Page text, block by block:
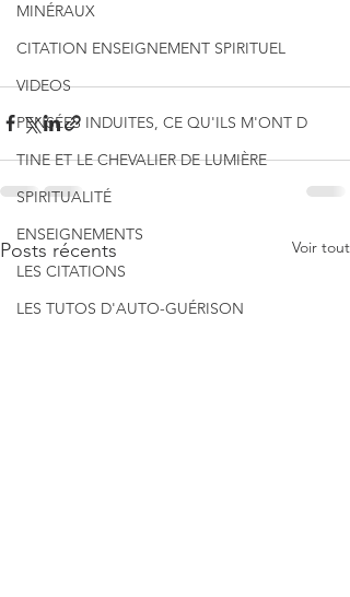
MINÉRAUX
CITATION ENSEIGNEMENT SPIRITUEL
VIDEOS
PENSÉES INDUITES, CE QU'ILS M'ONT D
TINE ET LE CHEVALIER DE LUMIÈRE
SPIRITUALITÉ
ENSEIGNEMENTS
LES CITATIONS
LES TUTOS D'AUTO-GUÉRISON
Posts récents Voir tout